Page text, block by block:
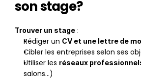
son stage?
Trouver un stage :
Rédiger un CV et une lettre de
Cibler les entreprises selon ses
Utiliser les réseaux
salons…)